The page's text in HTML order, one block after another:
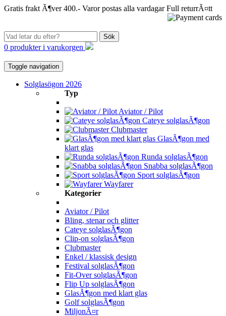
Gratis frakt Ã¶ver 400.- Varor postas alla vardagar Full returrÃ¤tt
Sök
0 produkter i varukorgen
Toggle navigation
Solglasögon 2026
Typ
Aviator / Pilot
Cateye solglasÃ¶gon
Clubmaster
GlasÃ¶gon med
klart glas
Runda solglasÃ¶gon
Snabba solglasÃ¶gon
Sport solglasÃ¶gon
Wayfarer
Kategorier
Aviator / Pilot
Bling, stenar och glitter
Cateye solglasÃ¶gon
Clip-on solglasÃ¶gon
Clubmaster
Enkel / klassisk design
Festival solglasÃ¶gon
Fit-Over solglasÃ¶gon
Flip Up solglasÃ¶gon
GlasÃ¶gon med klart glas
Golf solglasÃ¶gon
MiljonÃ¤r